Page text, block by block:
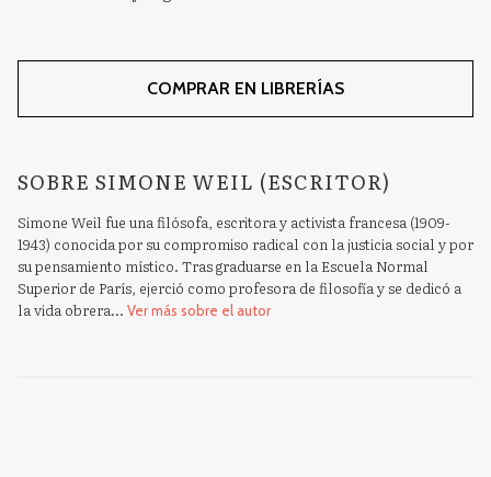
COMPRAR EN LIBRERÍAS
SOBRE SIMONE WEIL (ESCRITOR)
Simone Weil fue una filósofa, escritora y activista francesa (1909-
1943) conocida por su compromiso radical con la justicia social y por
su pensamiento místico. Tras graduarse en la Escuela Normal
Superior de París, ejerció como profesora de filosofía y se dedicó a
la vida obrera... Ver más sobre el autor